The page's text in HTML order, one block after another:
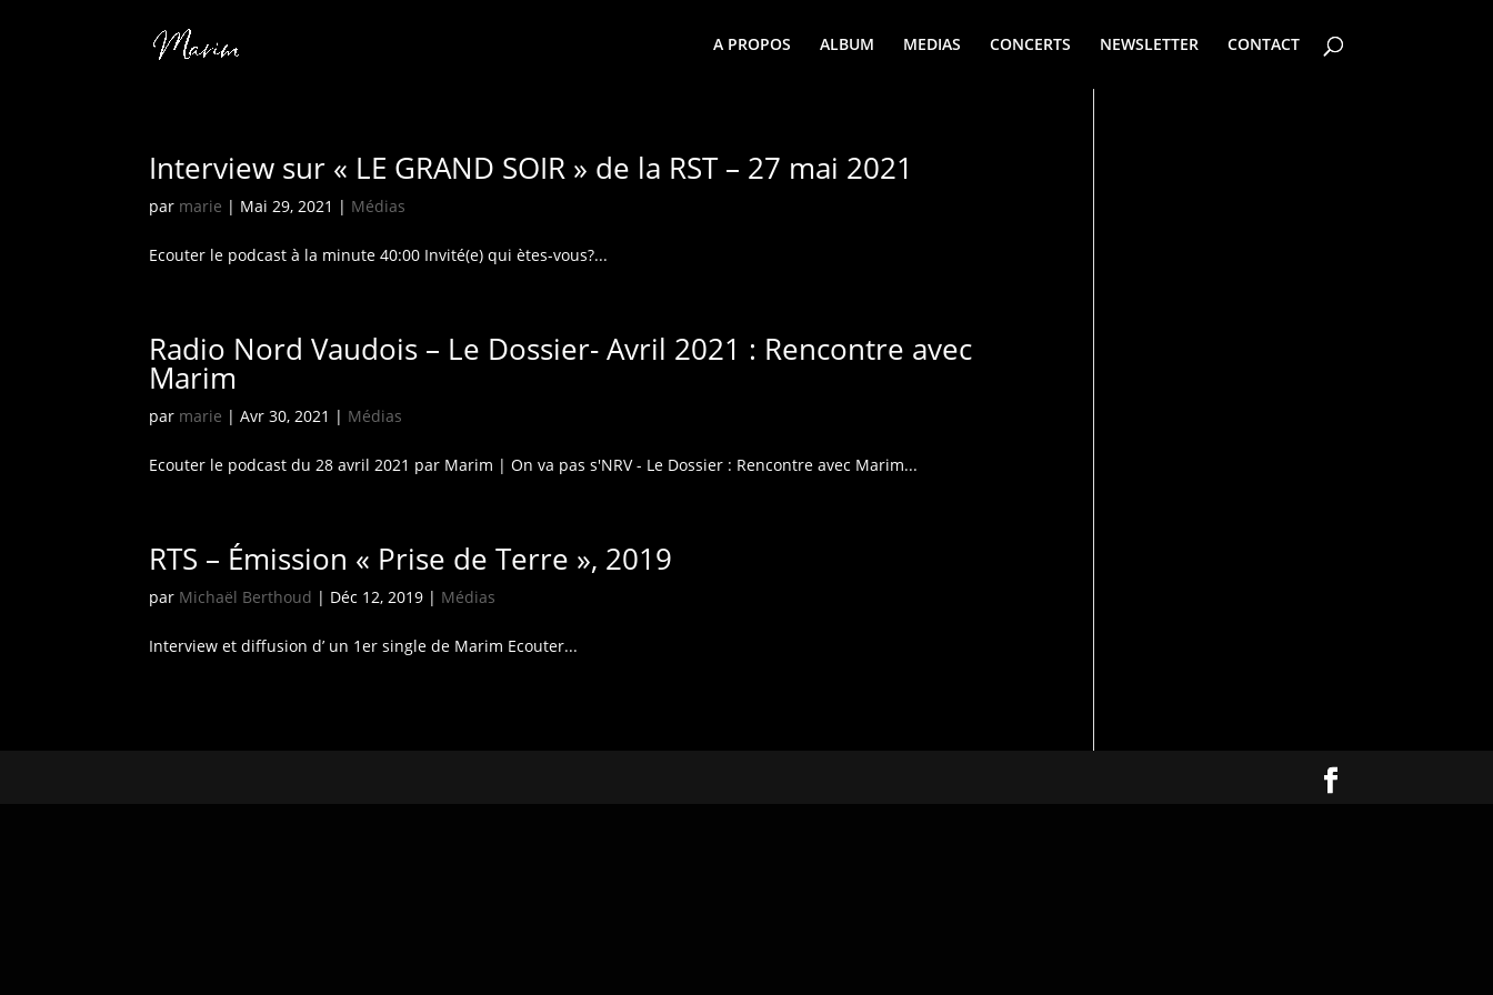
A PROPOS ALBUM MEDIAS CONCERTS NEWSLETTER CONTACT
Interview sur « LE GRAND SOIR » de la RST – 27 mai 2021
par marie | Mai 29, 2021 | Médias
Ecouter le podcast à la minute 40:00 Invité(e) qui ètes-vous?...
Radio Nord Vaudois – Le Dossier- Avril 2021 : Rencontre avec
Marim
par marie |Avr 30, 2021 | Médias
Ecouter le podcast du 28 avril 2021 par Marim | On va pas s'NRV - Le Dossier : Rencontre avec Marim...
RTS – Émission « Prise de Terre », 2019
par Michaël Berthoud | Déc 12, 2019 | Médias
Interview et diffusion d’ un 1er single de Marim Ecouter...